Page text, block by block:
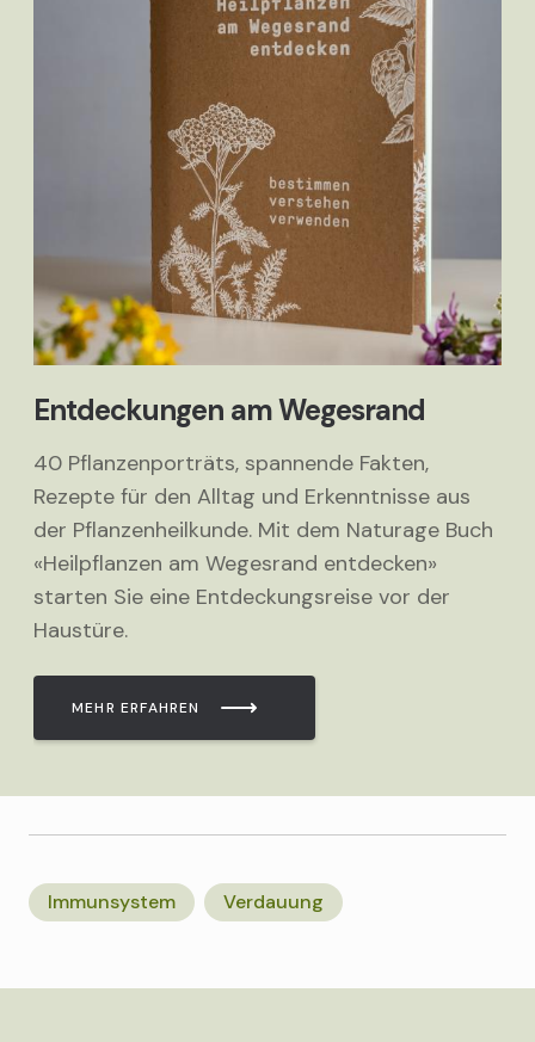
Entdeckungen am Wegesrand
40 Pflanzenporträts, spannende Fakten,
Rezepte für den Alltag und Erkenntnisse aus
der Pflanzenheilkunde. Mit dem Naturage Buch
«Heilpflanzen am Wegesrand entdecken»
starten Sie eine Entdeckungsreise vor der
Haustüre.
MEHR ERFAHREN
Immunsystem Verdauung